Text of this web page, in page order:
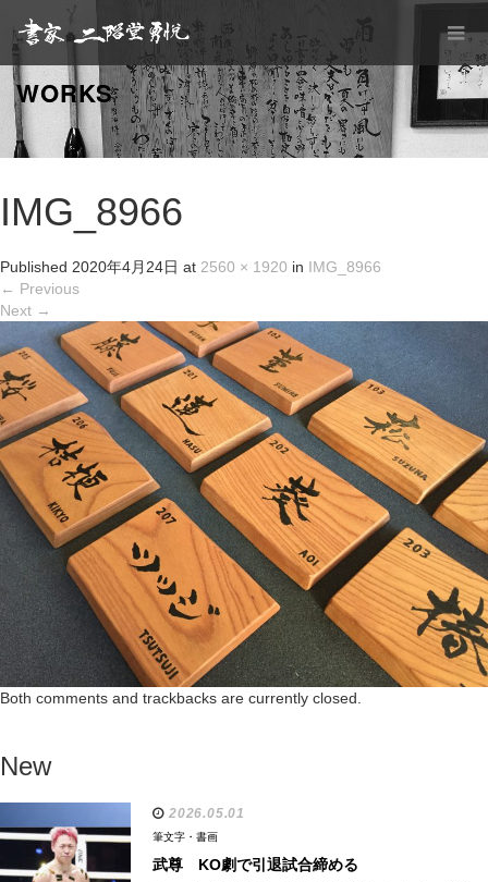
WORKS
IMG_8966
Published 2020年4月24日 at 2560 × 1920 in IMG_8966
← Previous
Next →
Both comments and trackbacks are currently closed.
New
2026.05.01
筆文字・書画
武尊 KO劇で引退試合締める